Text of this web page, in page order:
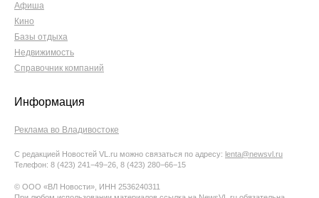
Афиша
Кино
Базы отдыха
Недвижимость
Справочник компаний
Информация
Реклама во Владивостоке
С редакцией Новостей VL.ru можно связаться по адресу: lenta@newsvl.ru
Телефон: 8 (423) 241−49−26, 8 (423) 280−66−15
© ООО «ВЛ Новости», ИНН 2536240311